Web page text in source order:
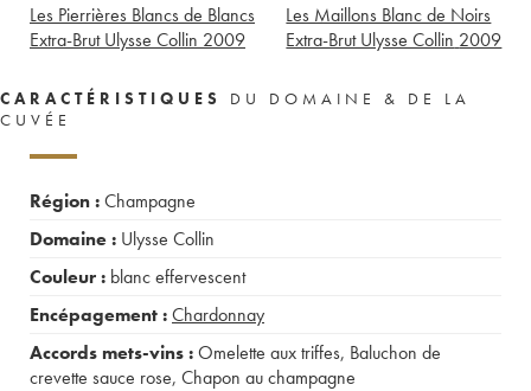
Les Pierrières Blancs de Blancs
Extra-Brut Ulysse Collin 2009
Les Maillons Blanc de Noirs
Extra-Brut Ulysse Collin 2009
CARACTÉRISTIQUES
DU DOMAINE & DE LA
CUVÉE
Région :Champagne
Domaine : Ulysse Collin
Couleur : blanc effervescent
Encépagement :Chardonnay
Accords mets-vins :Omelette aux triffes, Baluchon de
crevette sauce rose, Chapon au champagne